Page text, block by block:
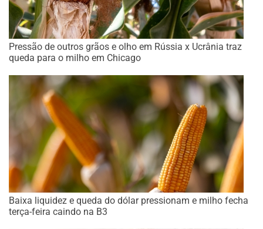
Pressão de outros grãos e olho em Rússia x Ucrânia traz
queda para o milho em Chicago
Baixa liquidez e queda do dólar pressionam e milho fecha
terça-feira caindo na B3